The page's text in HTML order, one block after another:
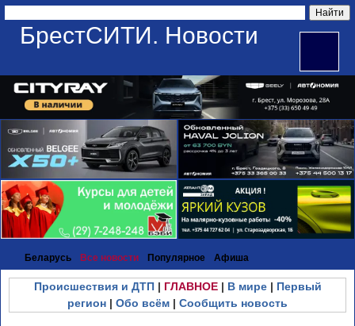
БрестСИТИ. Новости
Беларусь Все новости Популярное Афиша
Происшествия и ДТП| ГЛАВНОЕ| В мире| Первый
регион | Обо всём | Сообщить новость